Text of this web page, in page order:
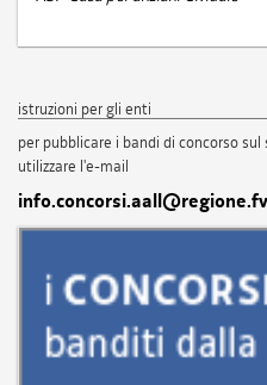
istruzioni per gli enti
per pubblicare i bandi di concorso
utilizzare l'e-mail